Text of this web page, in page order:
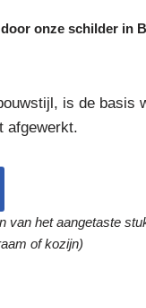
onze schilder in
is de basis
afgewerkt.
van het aangetaste
of kozijn)